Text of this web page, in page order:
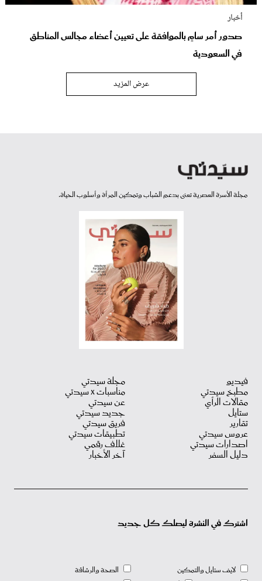
أخبار
صدور أمر سامٍ بالموافقة على تعيين أعضاء مجالس المناطق
في السعودية
عرض المزيد
مجلة الأسرة العصرية تعنى بدعم الشباب وتمكين المرأة وأسلوب الحياة.
فيديو
مطبخ سيدتي
مقالات الرأي
ستايل
تقارير
عروس سيدتي
اصدارات سيدتي
دليل السفر
مجلة سيدتي
مناسبات X سيدتي
عن سيدتي
جديد سيدتي
فريق سيدتي
تطبيقات سيدتي
غلاف رقمي
آخر الأخبار
اشترك في النشرة ليصلك كل جديد
لايف ستايل والتمكين
الصحة والرشاقة